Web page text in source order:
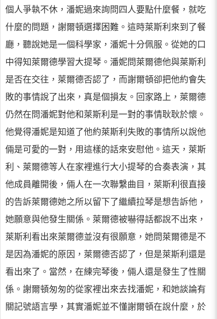
個人爭執不休，潘妮過來詢問四人要點什麼餐，就吃
什麼的問題，謝爾頓選擇困難。這時萊斯利來到了餐
廳，聽說她是一個科學家，潘妮十分佩服。從她的口
中得知萊爾德學習大提琴。潘妮問萊爾德他與萊斯利
是否在交往，萊爾德否認了，而謝爾頓卻把他約會失
敗的事情說了出來，真是個損友。回家路上，萊爾德
仍然在問潘妮對他和萊斯利是一對的事情耿耿於懷。
他覺得潘妮是知道了他約萊斯利失敗的事情所以說他
倆是可愛的一對，用這樣的話來安慰他。這天，萊斯
利、萊爾德等人在家裡進行大小提琴的合奏表演，其
他成員離開後，倆人在一次聯繫曲目，萊斯利很直接
的告訴萊爾德她之所以留下了繼續拉琴是想告訴他，
她願意與他發生關係。萊爾德被嚇得話都說不出來，
萊斯利看出來萊爾德並沒有很願意，她問萊爾德是不
是因為潘妮的原因，萊爾德否認了，但是萊斯利還是
看出來了。當然，在練完琴後，倆人還是發生了性關
係。謝爾頓匆匆的從家裡出來去找潘妮，和她談論有
關記號語言學，其實潘妮並不懂謝爾頓在說什麼，於